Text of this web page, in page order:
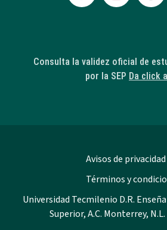
Consulta la validez oficial de
por la SEP Da click
Avisos de privacidad
Términos y
Universidad Tecmilenio D.R.
Superior, A.C. Monterrey, N.L.